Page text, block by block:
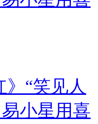
》“笑见人
小星用喜